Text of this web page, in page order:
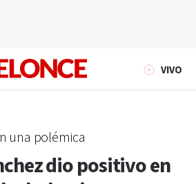
VIVO
una polémica
dio positivo en